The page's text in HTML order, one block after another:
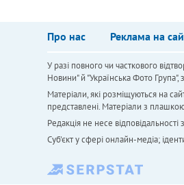
Про нас Реклама на
У разі повного чи часткового
Новини" й "Українська Фото Група",
Матеріали, які розміщуються на
представлені. Матеріали з
Редакція не несе
Cуб'єкт у сфері онлайн-медіа;